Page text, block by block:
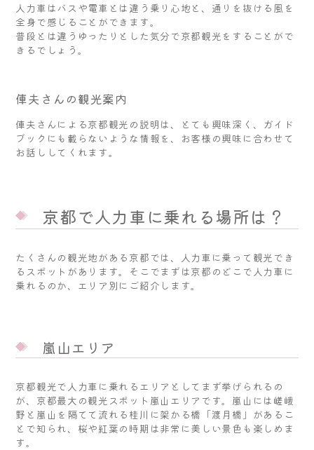
人力車はバスや電車とは違う乗り心地と、通りを抜ける風を
全身で感じることができます。
普段とは違うゆったりとした気分で京都観光をすることがで
きるでしょう。
俥夫さんの観光案内
俥夫さんによる京都観光の説明は、とても興味深く、ガイド
ブックにも載らないような情報を、お客様の興味に合わせて
お話ししてくれます。
京都で人力車に乗れる場所は？
たくさんの観光地がある京都では、人力車に乗って観光でき
るスポットがあります。そこでまずは京都のどこで人力車に
乗れるのか、エリア別にご紹介します。
嵐山エリア
京都観光で人力車に乗れるエリアとしてまず挙げられるの
が、京都最大の観光スポット嵐山エリアです。嵐山には嵯峨
野と嵐山を隔てて流れる桂川に架かる橋「渡月橋」があるこ
とで知られ、桜や紅葉の時期は非常に美しい景色も楽しめま
す。